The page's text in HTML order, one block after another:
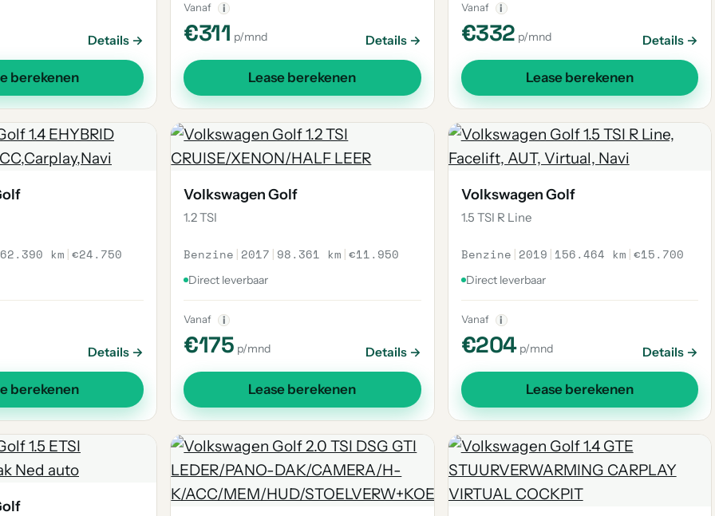
Details →
berekenen
Vanaf i
€311 p/mnd Details →
Lease berekenen
Vanaf i
€332 p/mnd Details →
Lease berekenen
62.390 km |€24.750
Details →
berekenen
Volkswagen Golf
1.2 TSI
Benzine | 2017 | 98.361 km |€11.950
Direct leverbaar
Vanaf i
€175 p/mnd Details →
Lease berekenen
Volkswagen Golf
1.5 TSI R Line
Benzine | 2019 | 156.464 km |€15.700
Direct leverbaar
Vanaf i
€204 p/mnd Details →
Lease berekenen